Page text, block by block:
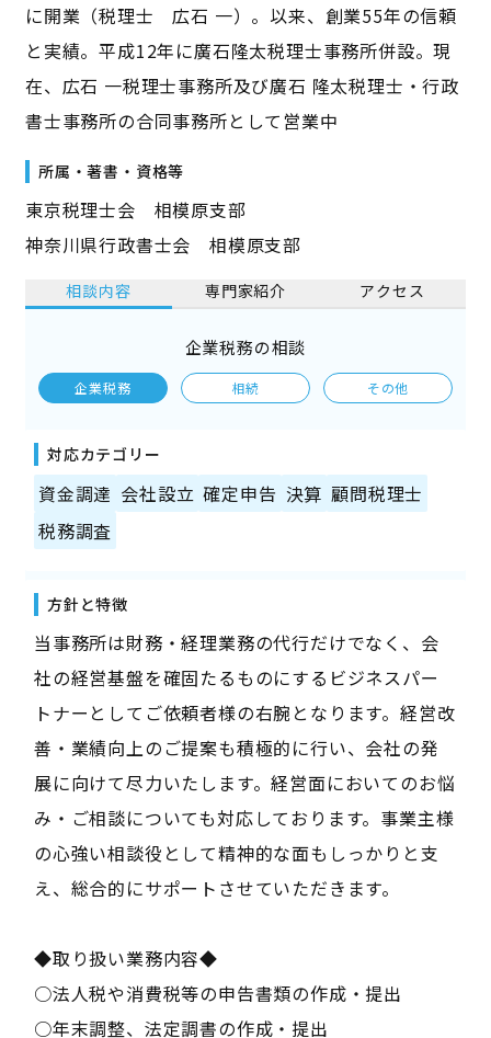
に開業（税理士 広石 一）。以来、創業55年の信頼
と実績。平成12年に廣石隆太税理士事務所併設。現
在、広石 一税理士事務所及び廣石 隆太税理士・行政
書士事務所の合同事務所として営業中
所属・著書・資格等
東京税理士会 相模原支部
神奈川県行政書士会 相模原支部
相談内容 専門家紹介 アクセス
企業税務の相談
企業税務 相続 その他
対応カテゴリー
資金調達 会社設立 確定申告 決算 顧問税理士
税務調査
方針と特徴
当事務所は財務・経理業務の代行だけでなく、会
社の経営基盤を確固たるものにするビジネスパー
トナーとしてご依頼者様の右腕となります。経営改
善・業績向上のご提案も積極的に行い、会社の発
展に向けて尽力いたします。経営面においてのお悩
み・ご相談についても対応しております。事業主様
の心強い相談役として精神的な面もしっかりと支
え、総合的にサポートさせていただきます。
◆取り扱い業務内容◆
○法人税や消費税等の申告書類の作成・提出
○年末調整、法定調書の作成・提出